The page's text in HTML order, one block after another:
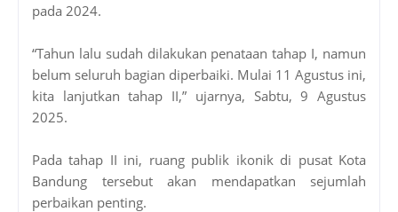
pada 2024.
“Tahun lalu sudah dilakukan penataan tahap I, namun
belum seluruh bagian diperbaiki. Mulai 11 Agustus ini,
kita lanjutkan tahap II,” ujarnya, Sabtu, 9 Agustus
2025.
Pada tahap II ini, ruang publik ikonik di pusat Kota
Bandung tersebut akan mendapatkan sejumlah
perbaikan penting.